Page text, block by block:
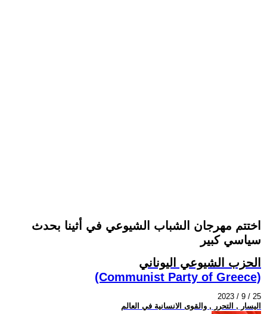
اختتم مهرجان الشباب الشيوعي في أثينا بحدث
سياسي كبير
الحزب الشيوعي اليوناني
(Communist Party of Greece)
2023 / 9 / 25
اليسار , التحرر , والقوى الانسانية في العالم